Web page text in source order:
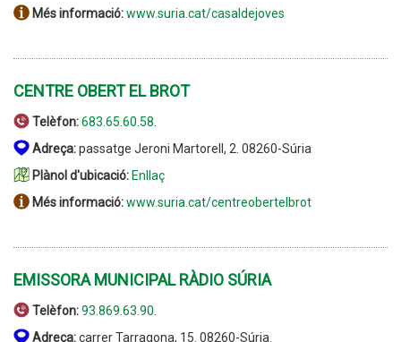
Més informació:www.suria.cat/casaldejoves
CENTRE OBERT EL BROT
Telèfon:683.65.60.58.
Adreça:passatge Jeroni Martorell, 2. 08260-Súria
Plànol d'ubicació: Enllaç
Més informació:www.suria.cat/centreobertelbrot
EMISSORA MUNICIPAL RÀDIO SÚRIA
Telèfon:93.869.63.90.
Adreça:carrer Tarragona, 15. 08260-Súria.